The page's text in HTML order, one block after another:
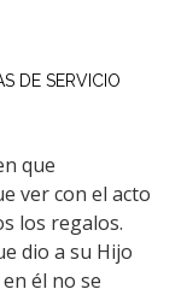
DE SERVICIO
que
ver con el acto
los regalos.
dio a su Hijo
él no se